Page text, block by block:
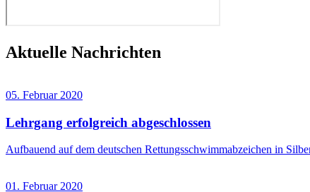
Aktuelle Nachrichten
05. Februar 2020
Lehrgang erfolgreich abgeschlossen
Aufbauend auf dem deutschen Rettungsschwimmabzeichen in
01. Februar 2020